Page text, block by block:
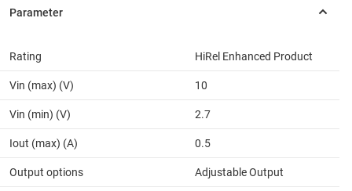
Rating HiRel Enhanced Product
Vin (max) (V) 10
Vin (min) (V) 2.7
Iout (max) (A) 0.5
Output options Adjustable Output